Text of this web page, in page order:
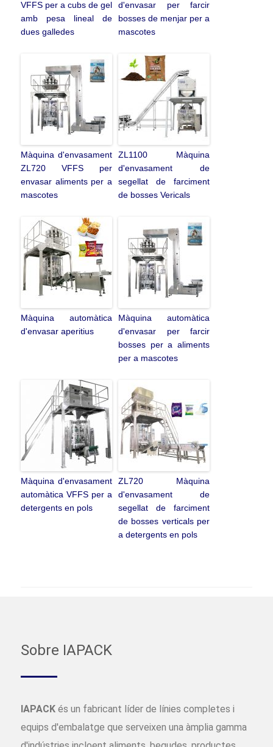
VFFS per a cubs de gel
amb pesa lineal de
dues galledes
d'envasar per farcir
bosses de menjar per a
mascotes
Màquina d'envasament
ZL720 VFFS per
envasar aliments per a
mascotes
ZL1100 Màquina
d'envasament de
segellat de farciment
de bosses Vericals
Màquina automàtica
d'envasar aperitius
Màquina automàtica
d'envasar per farcir
bosses per a aliments
per a mascotes
Màquina d'envasament
automàtica VFFS per a
detergents en pols
ZL720 Màquina
d'envasament de
segellat de farciment
de bosses verticals per
a detergents en pols
Sobre IAPACK
IAPACK és un fabricant líder de línies completes i
equips d'embalatge que serveixen una àmplia gamma